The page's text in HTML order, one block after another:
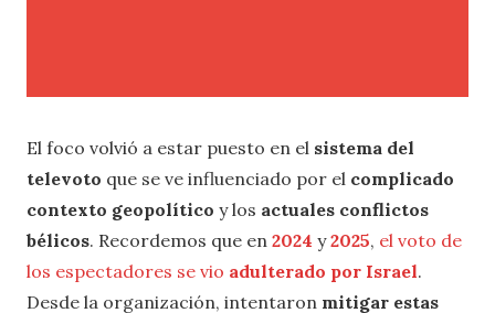
El foco volvió a estar puesto en el sistema del
televoto que se ve influenciado por el complicado
contexto geopolítico y los actuales conflictos
bélicos. Recordemos que en 2024 y2025, el voto de
los espectadores se vio adulterado por Israel.
Desde la organización, intentaron mitigar estas